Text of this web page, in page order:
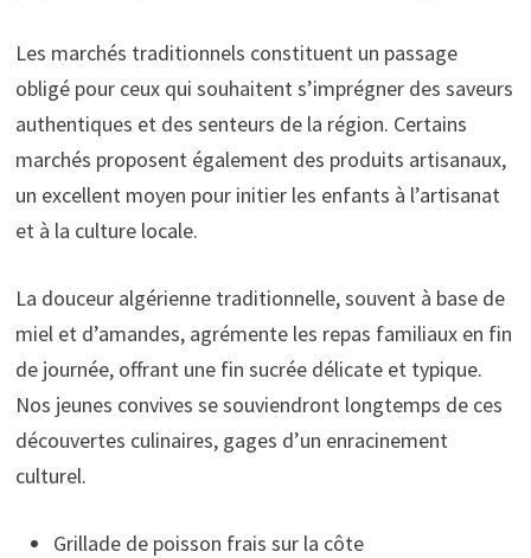
Les marchés traditionnels constituent un passage
obligé pour ceux qui souhaitent s’imprégner des saveurs
authentiques et des senteurs de la région. Certains
marchés proposent également des produits artisanaux,
un excellent moyen pour initier les enfants à l’artisanat
et à la culture locale.
La douceur algérienne traditionnelle, souvent à base de
miel et d’amandes, agrémente les repas familiaux en fin
de journée, offrant une fin sucrée délicate et typique.
Nos jeunes convives se souviendront longtemps de ces
découvertes culinaires, gages d’un enracinement
culturel.
Grillade de poisson frais sur la côte